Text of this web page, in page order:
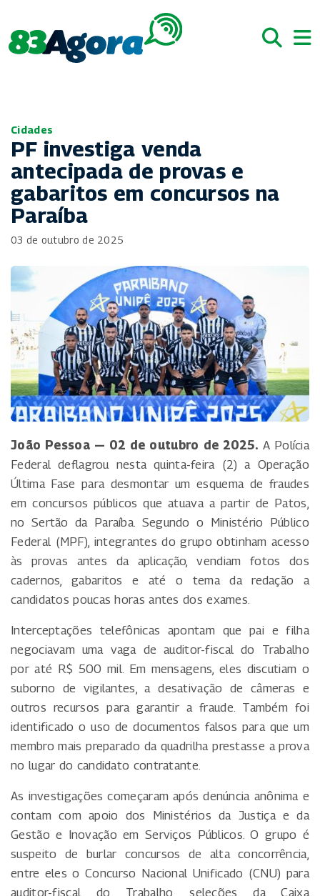
Cidades
PF investiga venda
antecipada de provas e
gabaritos em concursos na
Paraíba
03 de outubro de 2025
João Pessoa — 02 de outubro de 2025. A Polícia
Federal deflagrou nesta quinta-feira (2) a Operação
Última Fase para desmontar um esquema de fraudes
em concursos públicos que atuava a partir de Patos,
no Sertão da Paraíba. Segundo o Ministério Público
Federal (MPF), integrantes do grupo obtinham acesso
às provas antes da aplicação, vendiam fotos dos
cadernos, gabaritos e até o tema da redação a
candidatos poucas horas antes dos exames.
Interceptações telefônicas apontam que pai e filha
negociavam uma vaga de auditor-fiscal do Trabalho
por até R$ 500 mil. Em mensagens, eles discutiam o
suborno de vigilantes, a desativação de câmeras e
outros recursos para garantir a fraude. Também foi
identificado o uso de documentos falsos para que um
membro mais preparado da quadrilha prestasse a prova
no lugar do candidato contratante.
As investigações começaram após denúncia anônima e
contam com apoio dos Ministérios da Justiça e da
Gestão e Inovação em Serviços Públicos. O grupo é
suspeito de burlar concursos de alta concorrência,
entre eles o Concurso Nacional Unificado (CNU) para
auditor-fiscal do Trabalho, seleções da Caixa